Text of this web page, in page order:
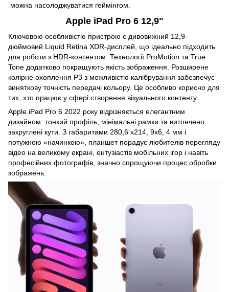
можна насолоджуватися геймінгом.
Apple iPad Pro 6 12,9"
Ключовою особливістю пристрою є дивовижний 12,9-
дюймовий Liquid Retina XDR-дисплей, що ідеально підходить
для роботи з HDR-контентом. Технології ProMotion та True
Tone додатково покращують якість зображення. Розширене
колірне охоплення P3 з можливістю калібрування забезпечує
виняткову точність передачі кольору. Це особливо корисно для
тих, хто працює у сфері створення візуального контенту.
Apple iPad Pro 6 2022 року відрізняється елегантним
дизайном: тонкий профіль, мінімальні рамки та витончено
закруглені кути. З габаритами 280,6 x214, 9x6, 4 мм і
потужною «начинкою», планшет порадує любителів перегляду
відео на великому екрані, ентузіастів мобільних ігор і навіть
професійних фотографів, значно спрощуючи процес обробки
зображень.